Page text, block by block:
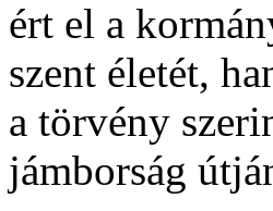
ért el a
szent életét,
a törvény
jámborság